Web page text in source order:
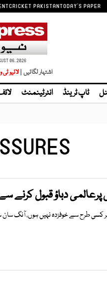
CRICKET PAKISTANTODAY'S PAPER
06, 2026
اشتہار لگائیں |
ٹاپ ٹرینڈ انٹرٹینمنٹ
دباؤ قبول کرنے
کسی طرح سے خوفزدہ نہیں ہوں، آنگ